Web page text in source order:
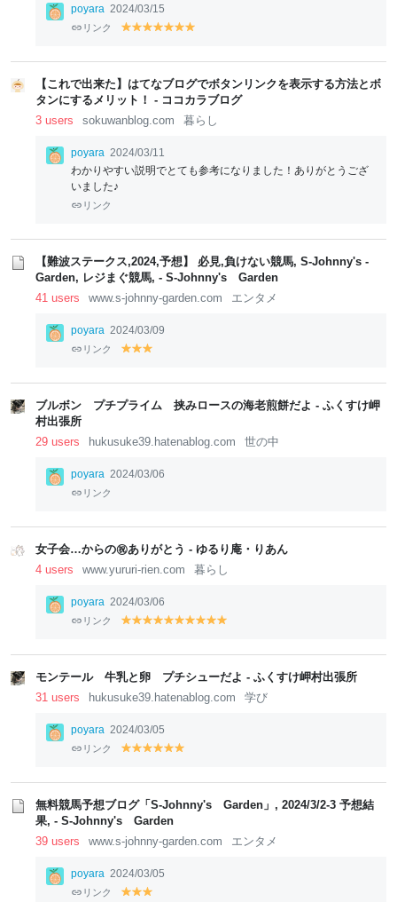
poyara 2024/03/15
リンク
y
lo
w
y
lo
w
y
lo
w
y
lo
w
y
lo
w
y
lo
w
lo
w
【これで出来た】はてなブログでボタンリンクを表示する方法とボ
タンにするメリット！ - ココカラブログ
3 users
sokuwanblog.com 暮らし
poyara 2024/03/11
わかりやすい説明でとても参考になりました！ありがとうござ
いました♪
リンク
【難波ステークス,2024,予想】 必見,負けない競馬, S-Johnny's -
Garden, レジまぐ競馬, - S-Johnny's Garden
41 users
www.s-johnny-garden.com エンタメ
poyara 2024/03/09
リンク
y
lo
w
y
lo
w
lo
w
ブルボン プチプライム 挟みロースの海老煎餅だよ - ふくすけ岬
村出張所
29 users
hukusuke39.hatenablog.com 世の中
poyara 2024/03/06
リンク
女子会…からの㊗ありがとう - ゆるり庵・りあん
4 users
www.yururi-rien.com 暮らし
poyara 2024/03/06
リンク
y
lo
w
y
lo
w
y
lo
w
y
lo
y
lo
w
y
lo
w
y
lo
w
y
lo
y
lolo
w
モンテール 牛乳と卵 プチシューだよ - ふくすけ岬村出張所
31 users
hukusuke39.hatenablog.com 学び
poyara 2024/03/05
リンク
y
lo
w
y
lo
w
y
lo
w
y
lo
w
y
lo
w
lo
w
無料競馬予想ブログ「S-Johnny's Garden」, 2024/3/2-3 予想結
果, - S-Johnny's Garden
39 users
www.s-johnny-garden.com エンタメ
poyara 2024/03/05
リンク
y y